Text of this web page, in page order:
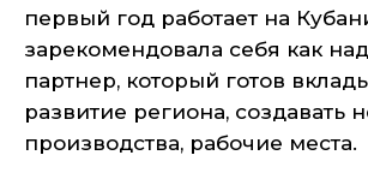
первый год работает на
зарекомендовала себя как
партнер, который готов
развитие региона, создавать
производства, рабочие места.